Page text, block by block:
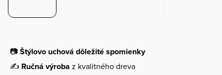
📷Štýlovo uchová dôležité spomienky
✍️ Ručná výroba z kvalitného dreva